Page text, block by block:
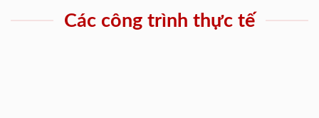
Các công trình thực tế